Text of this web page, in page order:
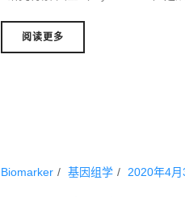
阅读更多
Biomarker 基因组学 2020年4月